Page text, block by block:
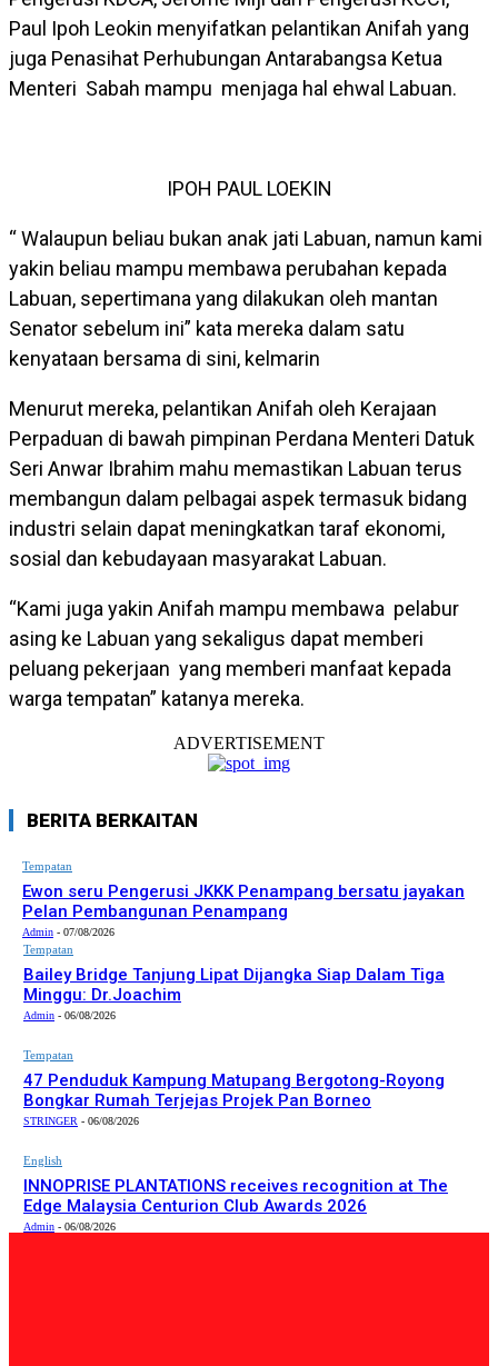
Paul Ipoh Leokin menyifatkan pelantikan Anifah yang
juga Penasihat Perhubungan Antarabangsa Ketua
Menteri Sabah mampu menjaga hal ehwal Labuan.
IPOH PAUL LOEKIN
“ Walaupun beliau bukan anak jati Labuan, namun kami
yakin beliau mampu membawa perubahan kepada
Labuan, sepertimana yang dilakukan oleh mantan
Senator sebelum ini” kata mereka dalam satu
kenyataan bersama di sini, kelmarin
Menurut mereka, pelantikan Anifah oleh Kerajaan
Perpaduan di bawah pimpinan Perdana Menteri Datuk
Seri Anwar Ibrahim mahu memastikan Labuan terus
membangun dalam pelbagai aspek termasuk bidang
industri selain dapat meningkatkan taraf ekonomi,
sosial dan kebudayaan masyarakat Labuan.
“Kami juga yakin Anifah mampu membawa pelabur
asing ke Labuan yang sekaligus dapat memberi
peluang pekerjaan yang memberi manfaat kepada
warga tempatan” katanya mereka.
ADVERTISEMENT
BERITA BERKAITAN
Tempatan
Ewon seru Pengerusi JKKK Penampang bersatu jayakan
Pelan Pembangunan Penampang
Admin - 07/08/2026
Tempatan
Bailey Bridge Tanjung Lipat Dijangka Siap Dalam Tiga
Minggu: Dr.Joachim
Admin - 06/08/2026
Tempatan
47 Penduduk Kampung Matupang Bergotong-Royong
Bongkar Rumah Terjejas Projek Pan Borneo
STRINGER - 06/08/2026
English
INNOPRISE PLANTATIONS receives recognition at The
Edge Malaysia Centurion Club Awards 2026
Admin - 06/08/2026